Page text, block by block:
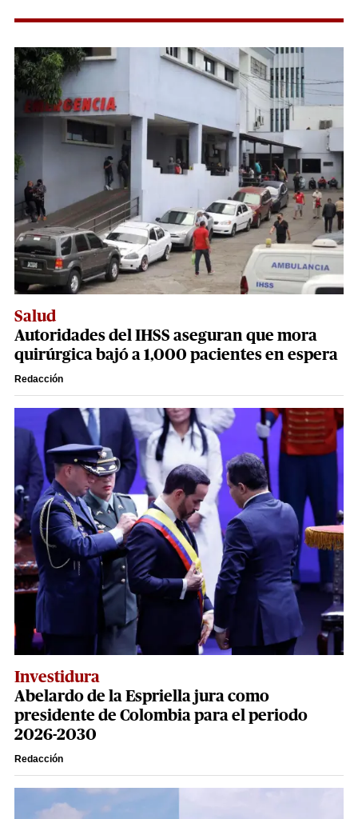
Salud
Autoridades del IHSS aseguran que mora
quirúrgica bajó a 1,000 pacientes en espera
Redacción
Investidura
Abelardo de la Espriella jura como
presidente de Colombia para el periodo
2026-2030
Redacción